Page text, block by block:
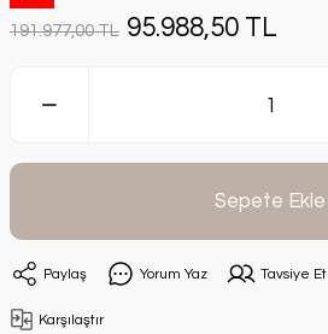
191.977,00 TL 95.988,50 TL
Sepete Ekle
Paylaş Yorum Yaz Tavsiye Et
Karşılaştır